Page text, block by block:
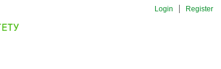
Login Register